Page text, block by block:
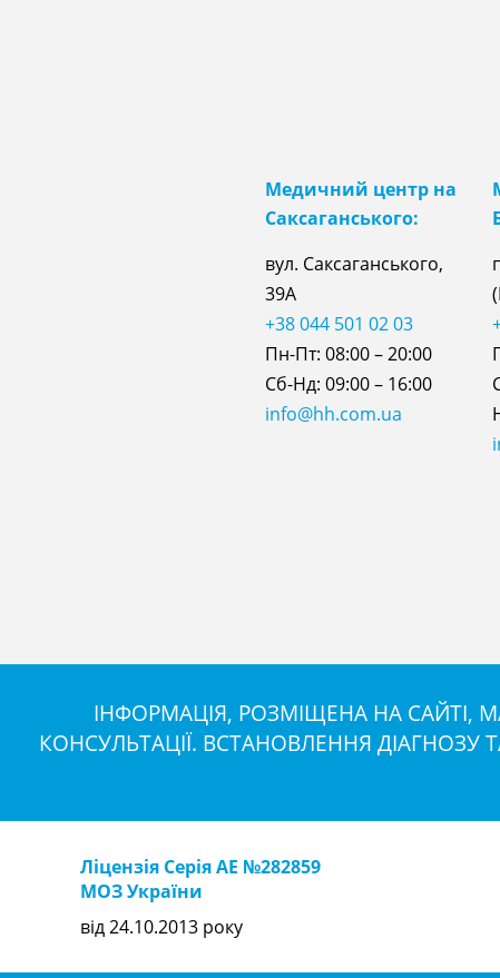
Медичний центр на
Саксаганського:
вул. Саксаганського,
39А
+38 044 501 02 03
Пн-Пт: 08:00 – 20:00
Сб-Нд: 09:00 – 16:00
info@hh.com.ua
ІНФОРМАЦІЯ, РОЗМІЩЕНА НА
КОНСУЛЬТАЦІЇ. ВСТАНОВЛЕННЯ
Ліцензія Серія АЕ №282859
МОЗ України
від 24.10.2013 року